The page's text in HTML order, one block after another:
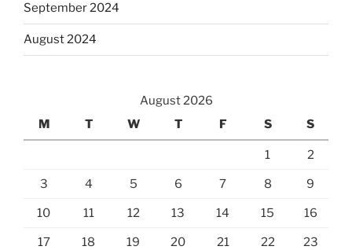
September 2024
August 2024
August 2026
M
T W T F S S
1 2
3 4 5 6 7 8 9
10 11 12 13 14 15 16
17 18 19 20 21 22 23